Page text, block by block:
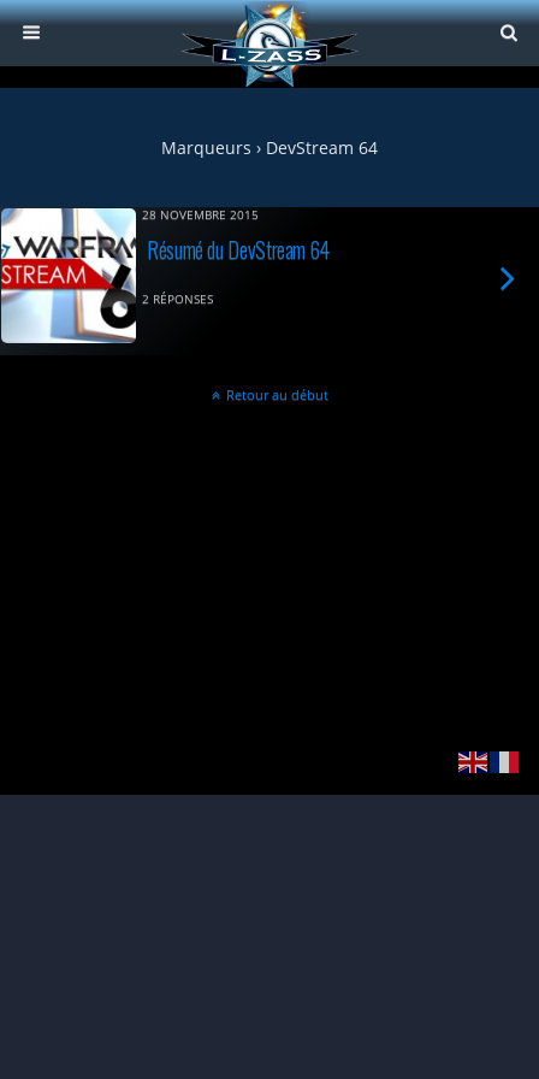
Marqueurs › DevStream 64
28 NOVEMBRE 2015
Résumé du DevStream 64
2 RÉPONSES
Retour au début